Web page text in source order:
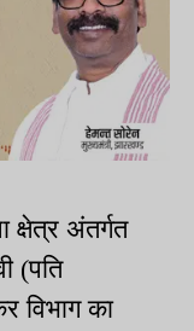
क्षेत्र अंतर्गत
(पति
विभाग का